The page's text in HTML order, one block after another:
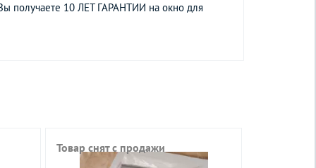
получаете 10 ЛЕТ ГАРАНТИИ на окно для
Товар снят с продажи